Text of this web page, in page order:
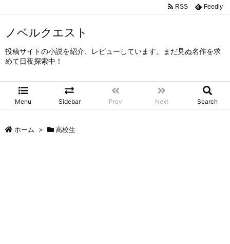
ノベルクエスト
投稿サイトの小説を紹介、レビューしています。まだ見ぬ名作を求
めて日夜探索中！
Menu Sidebar Prev Next Search
RSS Feedly
ホーム > 高校生